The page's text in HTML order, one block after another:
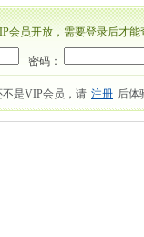
会员开放，需要登录后才能
密码：
不是VIP会员，请 注册 后体